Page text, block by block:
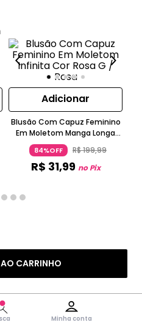
Minha conta
CARRINHO
Adicionar
Blusão Com Capuz Feminino
Em Moletom Manga Longa
Rovitex
84%OFF R$199,99
R$ 31,99 no Pix